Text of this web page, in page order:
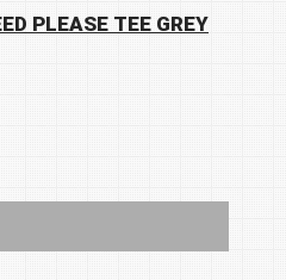
PLEASE TEE GREY